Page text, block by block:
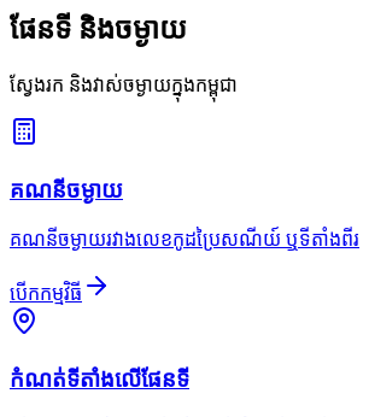
ផែនទី និងចម្ងាយ
ស្វែងរក និងវាស់ចម្ងាយក្នុងកម្ពុជា
គណនីចម្ងាយ
គណនីចម្ងាយរវាងលេខកូដប្រៃសណីយ៍ ឬទីតាំងពីរ
បើកកម្មវិធី
កំណត់ទីតាំងលើផែនទី